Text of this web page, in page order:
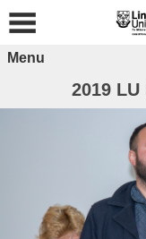
Menu
2019